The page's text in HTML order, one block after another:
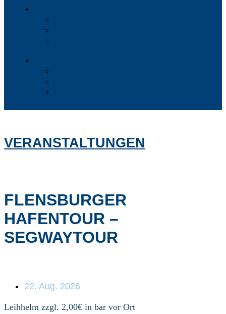
VERANSTALTUNGEN
FLENSBURGER
HAFENTOUR –
SEGWAYTOUR
22. Aug. 2026
Leihhelm zzgl. 2,00€ in bar vor Ort